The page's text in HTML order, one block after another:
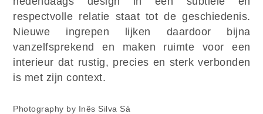
respectvolle relatie staat tot de geschiedenis.
Nieuwe ingrepen lijken daardoor bijna
vanzelfsprekend en maken ruimte voor een
interieur dat rustig, precies en sterk verbonden
is met zijn context.
Photography by Inês Silva Sá